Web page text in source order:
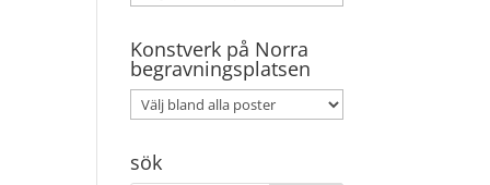
Konstverk på Norra
begravningsplatsen
sök